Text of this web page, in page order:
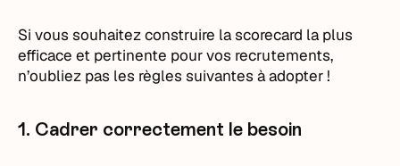
Si vous souhaitez construire la scorecard la plus
efficace et pertinente pour vos recrutements,
n’oubliez pas les règles suivantes à adopter !
1. Cadrer correctement le besoin